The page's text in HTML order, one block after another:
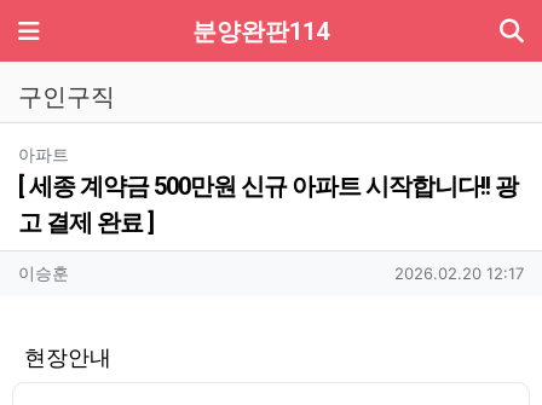
메뉴 분양완판114
구인구직
아파트
[ 세종 계약금 500만원 신규 아파트 시작합니다!! 광
고 결제 완료 ]
작성자 정보
이승훈 작성일
2026.02.20 12:17
현장안내